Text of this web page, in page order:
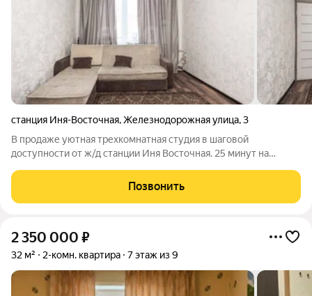
станция Иня-Восточная,Железнодорожная улица,3
В продаже уютная трехкомнатная студия в шаговой
доступности от ж/д станции Иня Восточная. 25 минут на
светлых тонах. Вся мебель, которую вы видите на фото -
остается в подарок покупателю. В
Позвонить
2 350 000 ₽
32 м² 2-комн. квартира 7 этаж из 9